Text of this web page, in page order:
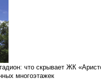
что скрывает ЖК
многоэтажек